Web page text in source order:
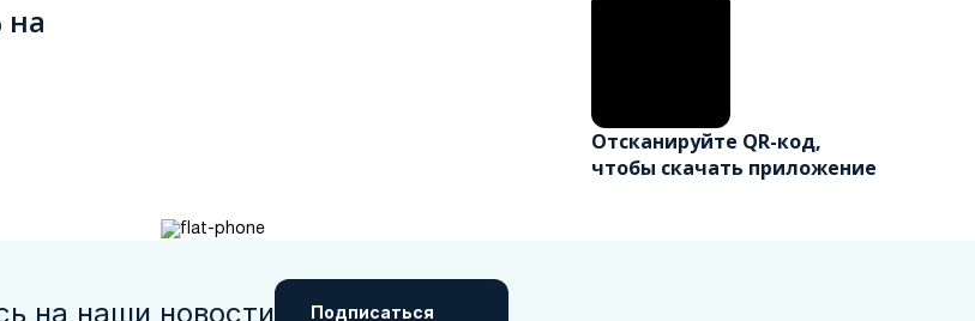
на
Отсканируйте QR-код,
чтобы скачать приложение
на наши новости Подписаться